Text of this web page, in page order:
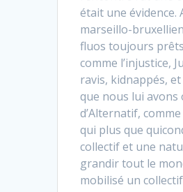
était une évidence.
marseillo-
fluos toujours
comme l’injustice,
ravis, kidnappés,
que nous lui avons
d’Alternatif,
qui plus que
collectif et une
grandir tout le
mobilisé un